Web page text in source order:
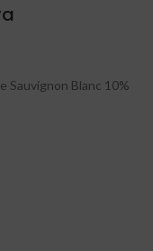
Sauvignon Blanc 10%